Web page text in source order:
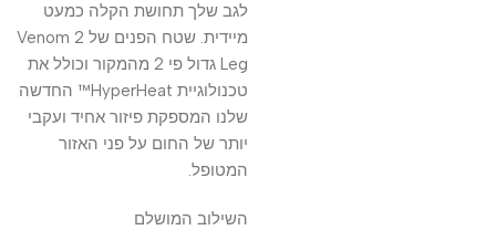
לגב שלך תחושת הקלה כמעט
מיידית. שטח הפנים של Venom 2
Leg גדול פי 2 מהמקור וכולל את
טכנולוגיית HyperHeat™ החדשה
שלנו המספקת פיזור אחיד ועקבי
יותר של החום על פני האזור
המטופל.
השילוב המושלם